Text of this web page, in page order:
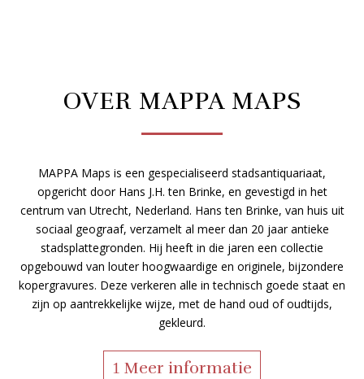
OVER MAPPA MAPS
MAPPA Maps is een gespecialiseerd stadsantiquariaat,
opgericht door Hans J.H. ten Brinke, en gevestigd in het
centrum van Utrecht, Nederland. Hans ten Brinke, van huis uit
sociaal geograaf, verzamelt al meer dan 20 jaar antieke
stadsplattegronden. Hij heeft in die jaren een collectie
opgebouwd van louter hoogwaardige en originele, bijzondere
kopergravures. Deze verkeren alle in technisch goede staat en
zijn op aantrekkelijke wijze, met de hand oud of oudtijds,
gekleurd.
Meer informatie